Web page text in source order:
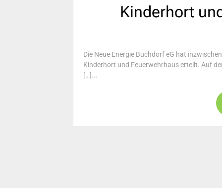
Kinderhort
Die Neue Energie Buchdorf eG hat
Kinderhort und Feuerwehrhaus erteilt. Auf
[…]...